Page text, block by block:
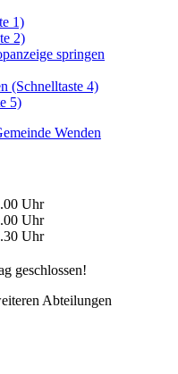
1)
2)
springen
(Schnelltaste 4)
5)
Uhr
Uhr
Uhr
geschlossen!
Abteilungen